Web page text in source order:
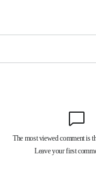
기회로 삼겠다"
걱정 안겨드려 죄송"
비
율 45.42%로 1위… 정
金 47.75%·鄭
의미보단 팀 위해 뛸